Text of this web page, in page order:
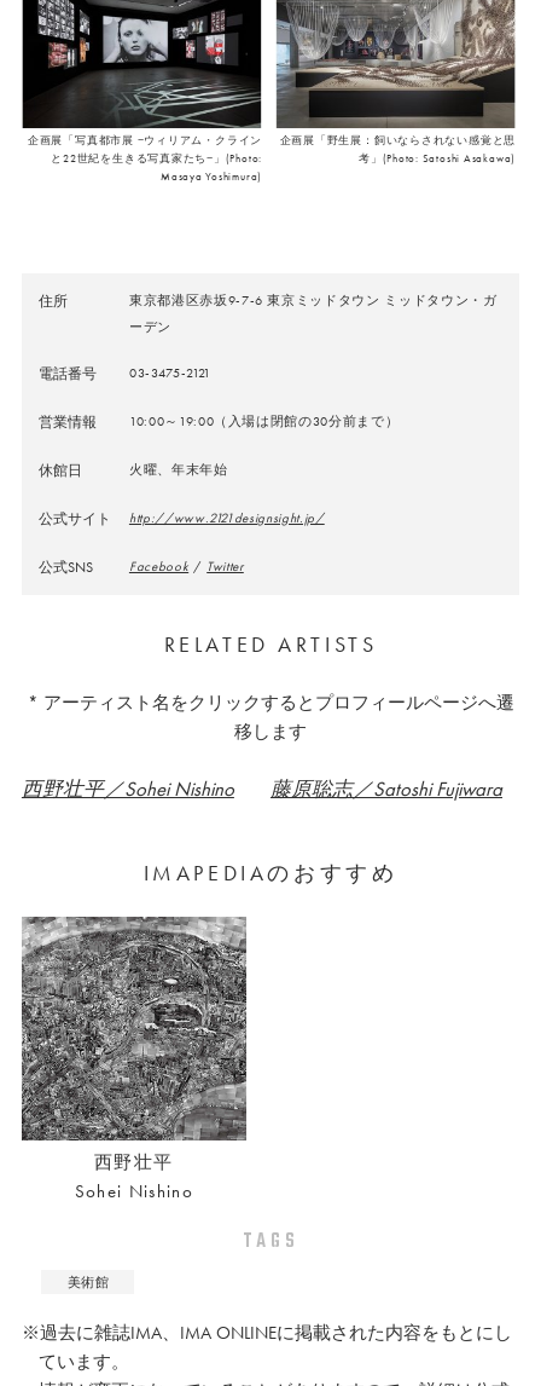
企画展「写真都市展 −ウィリアム・クライン
と22世紀を生きる写真家たち−」(Photo:
Masaya Yoshimura)
企画展「野生展：飼いならされない感覚と思
考」(Photo: Satoshi Asakawa)
住所
東京都港区赤坂9-7-6 東京ミッドタウン ミッドタウン・ガ
ーデン
電話番号 03-3475-2121
営業情報 10:00～19:00（入場は閉館の30分前まで）
休館日 火曜、年末年始
公式サイト http://www.2121designsight.jp/
公式SNS Facebook / Twitter
RELATED ARTISTS
* アーティスト名をクリックするとプロフィールページへ遷
移します
西野壮平／Sohei Nishino 藤原聡志／Satoshi Fujiwara
IMAPEDIAのおすすめ
西野壮平
Sohei Nishino
TAGS
美術館
※過去に雑誌IMA、IMA ONLINEに掲載された内容をもとにし
ています。